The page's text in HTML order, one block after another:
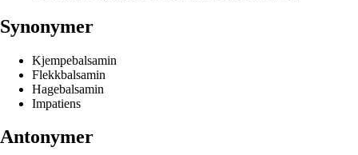
Synonymer
Kjempebalsamin
Flekkbalsamin
Hagebalsamin
Impatiens
Antonymer